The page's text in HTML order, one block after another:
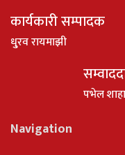
कार्यकारी सम्पादक
धु्रव रायमाझी
पभेल
Navigation